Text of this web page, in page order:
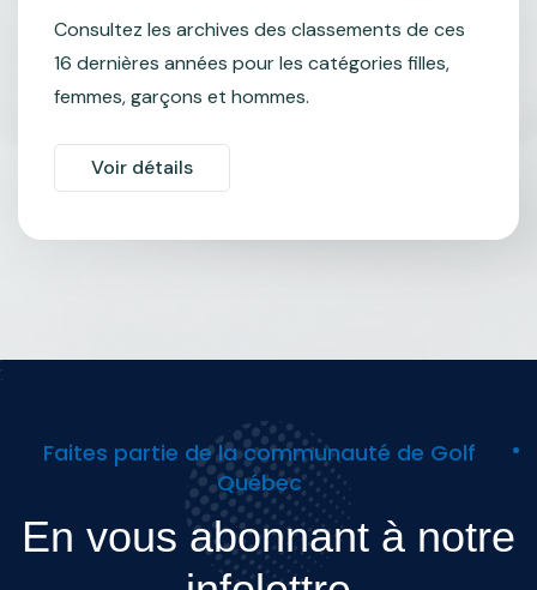
Consultez les archives des classements de ces
16 dernières années pour les catégories filles,
femmes, garçons et hommes.
Voir détails
Faites partie de la communauté de Golf
Québec
En vous abonnant à notre